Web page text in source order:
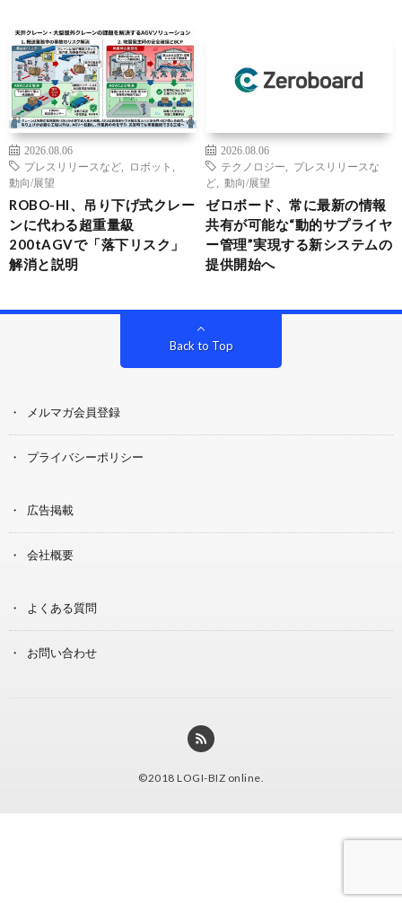
2026.08.06
プレスリリースなど
ロボット
動向/展望
ROBO-HI、吊り下げ式クレー
ンに代わる超重量級
200tAGVで「落下リスク」
解消と説明
2026.08.06
テクノロジー
プレスリリースな
ど
動向/展望
ゼロボード、常に最新の情報
共有が可能な“動的サプライヤ
ー管理”実現する新システムの
提供開始へ
Back to Top
メルマガ会員登録
プライバシーポリシー
広告掲載
会社概要
よくある質問
お問い合わせ
©2018 LOGI-BIZ online.